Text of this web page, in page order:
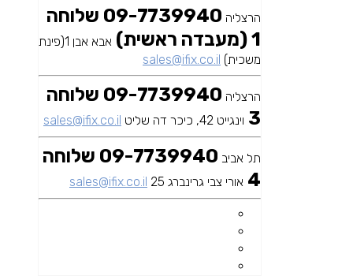
הרצליה
09-7739940 שלוחה
1 (מעבדה ראשית)
אבא אבן 1(פינת
משכית) sales@ifix.co.il
הרצליה
09-7739940 שלוחה
3 וינגייט 42, כיכר דה שליט sales@ifix.co.il
תל אביב
09-7739940 שלוחה
4 אורי צבי גרינברג 25 sales@ifix.co.il